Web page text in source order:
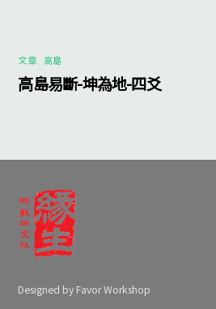
文章 高島
高島易斷-坤為地-四爻
Designed by Favor Workshop